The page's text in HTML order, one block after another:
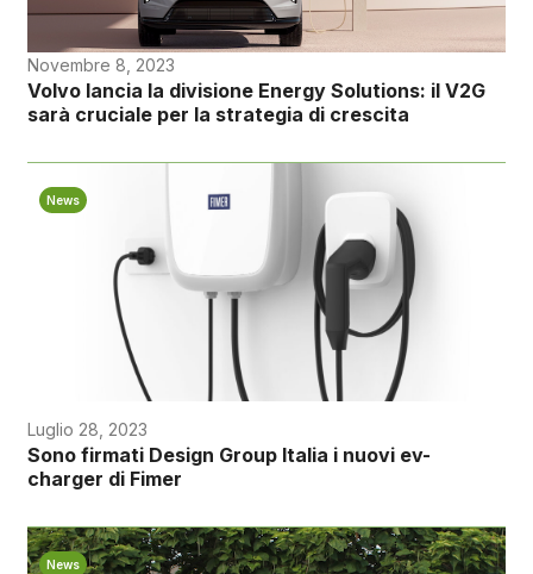
Novembre 8, 2023
Volvo lancia la divisione Energy Solutions: il V2G
sarà cruciale per la strategia di crescita
News
Luglio 28, 2023
Sono firmati Design Group Italia i nuovi ev-
charger di Fimer
News